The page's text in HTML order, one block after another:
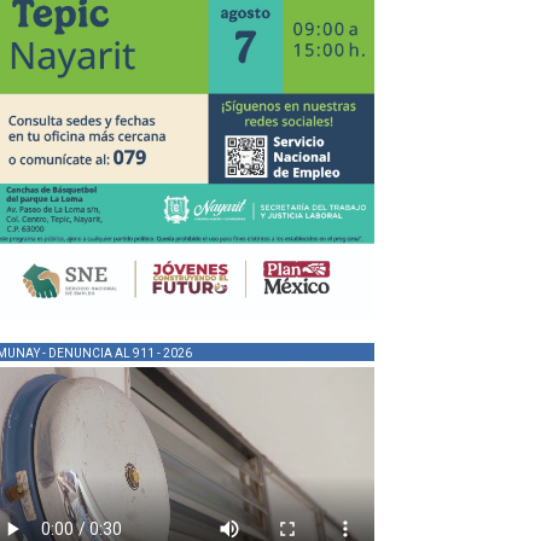
- DENUNCIA AL 911 - 2026